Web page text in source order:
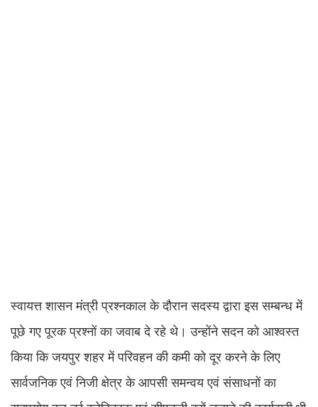
स्वायत्त शासन मंत्री प्रश्नकाल के दौरान सदस्य द्वारा इस सम्बन्ध में
पूछे गए पूरक प्रश्नों का जवाब दे रहे थे। उन्होंने सदन को आश्वस्त
किया कि जयपुर शहर में परिवहन की कमी को दूर करने के लिए
सार्वजनिक एवं निजी क्षेत्र के आपसी समन्वय एवं संसाधनों का